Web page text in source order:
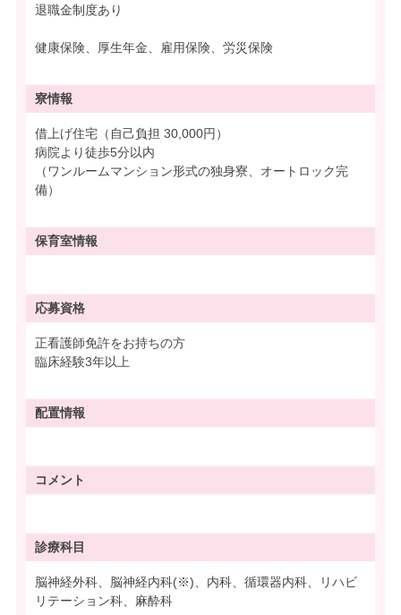
退職金制度あり
健康保険、厚生年金、雇用保険、労災保険
寮情報
借上げ住宅（自己負担 30,000円）
病院より徒歩5分以内
（ワンルームマンション形式の独身寮、オートロック完
備）
保育室情報
応募資格
正看護師免許をお持ちの方
臨床経験3年以上
配置情報
コメント
診療科目
脳神経外科、脳神経内科(※)、内科、循環器内科、リハビ
リテーション科、麻酔科